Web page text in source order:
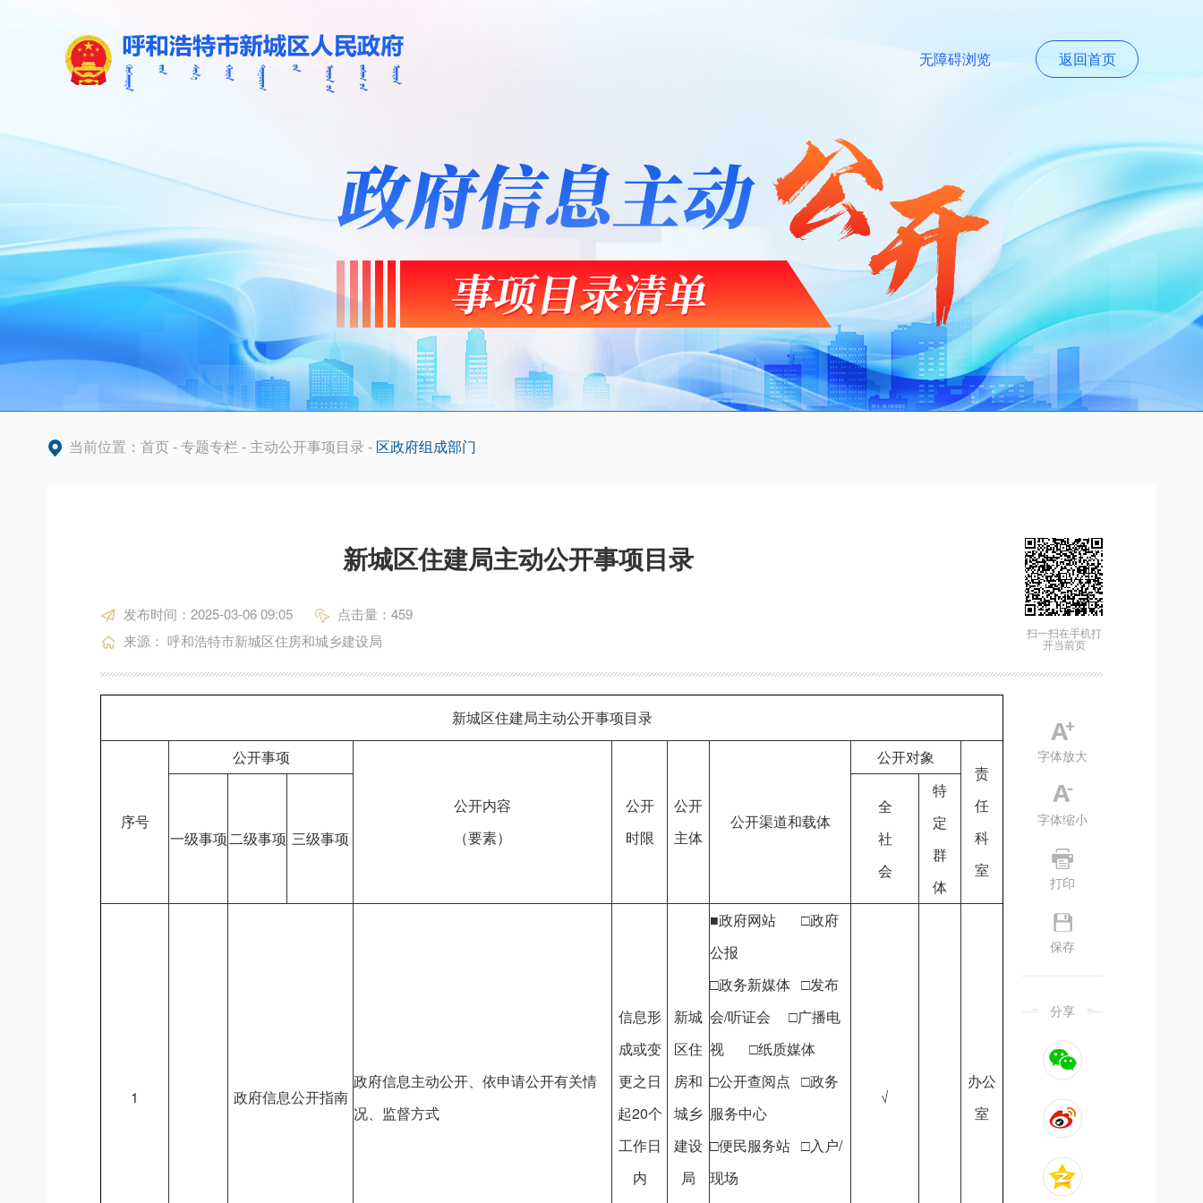
无障碍浏览 返回首页
当前位置： 首页-专题专栏 - 主动公开事项目录 - 区政府组成部门
新城区住建局主动公开事项目录
发布时间：2025-03-06 09:05 点击量： 459
来源： 呼和浩特市新城区住房和城乡建设局
扫一扫在手机打
开当前页
新城区住建局主动公开事项目录
序号
公开事项
公开内容
（要素）
公开
时限
公开
主体
公开渠道和载体
公开对象
责
任
科
室
一级事项二级事项 三级事项
全
社
会
特
定
群
体
1 政府信息公开指南
政府信息主动公开、依申请公开有关情
况、监督方式
信息形
成或变
更之日
起20个
工作日
内
新城
区住
房和
城乡
建设
局
■政府网站 □政府
公报
□政务新媒体 □发布
会/听证会 □广播电
视 □纸质媒体
□公开查阅点 □政务
服务中心
□便民服务站 □入户/
现场
√
办公
室
字体放大
字体缩小
打印
保存
分享